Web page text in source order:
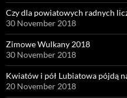
Czy dla powiatowych radnych
30 November 2018
Zimowe Wulkany 2018
30 November 2018
Kwiatów i pół Lubiatowa pójdą
20 November 2018